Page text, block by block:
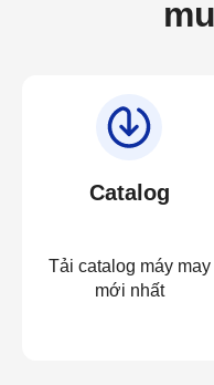
Catalog
Tải catalog máy may
mới nhất